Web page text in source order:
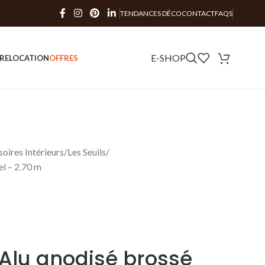
TENDANCES DÉCOCONTACTFAQS
LOCATIONOFFRES E-SHOP
Intérieurs Les Seuils
– 2.70 m
anodisé brossé